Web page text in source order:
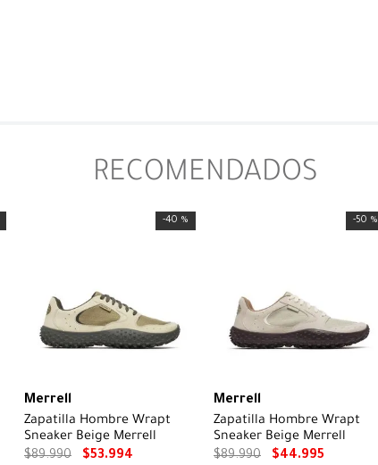
RECOMENDADOS
-40 %
Merrell
Zapatilla Hombre Wrapt
Sneaker Beige Merrell
$89.990 $53.994
-50 %
Merrell
Zapatilla Hombre Wrapt
Sneaker Beige Merrell
$89.990 $44.995